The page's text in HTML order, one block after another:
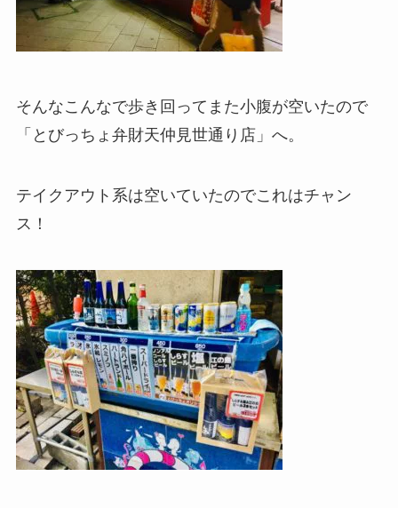
そんなこんなで歩き回ってまた小腹が空いたので
「とびっちょ弁財天仲見世通り店」へ。
テイクアウト系は空いていたのでこれはチャン
ス！